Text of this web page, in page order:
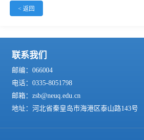
< 返回
联系我们
邮编：066004
电话：0335-8051798
邮箱：zsb@neuq.edu.cn
地址：河北省秦皇岛市海港区泰山路143号